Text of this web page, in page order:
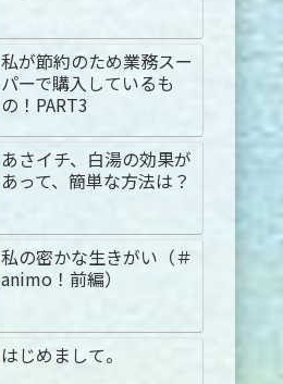
私が節約のため業務スー
パーで購入しているも
の！PART3
あさイチ、白湯の効果が
あって、簡単な方法は？
私の密かな生きがい（＃
animo！前編）
はじめまして。